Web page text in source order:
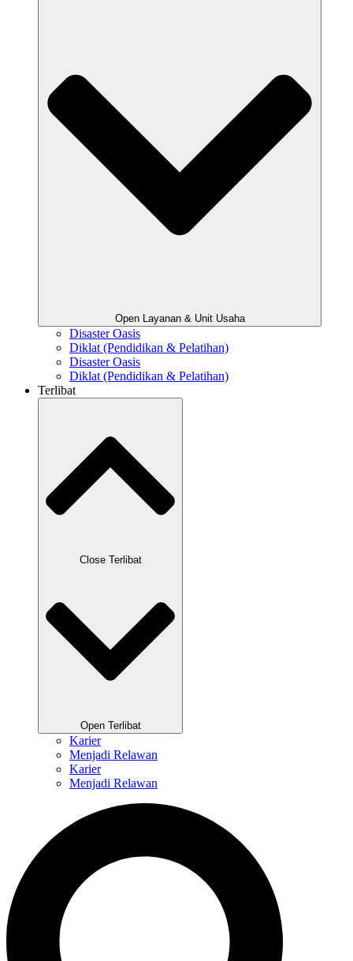
Open Layanan & Unit Usaha
Disaster Oasis
Diklat (Pendidikan & Pelatihan)
Disaster Oasis
Diklat (Pendidikan & Pelatihan)
Terlibat
Close Terlibat
Open Terlibat
Karier
Menjadi Relawan
Karier
Menjadi Relawan